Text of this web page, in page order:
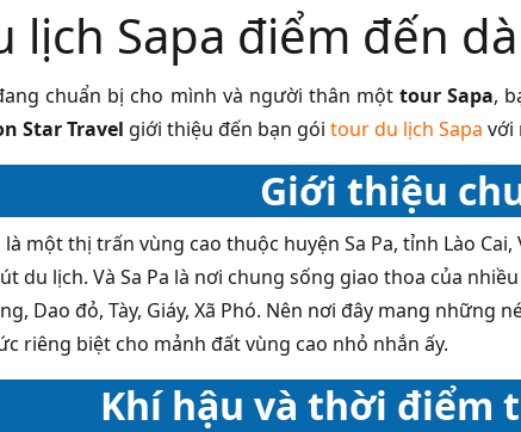
lịch Sapa điểm đến
chuẩn bị cho mình và người thân một tour Sapa,
Star Travel giới thiệu đến bạn gói tour du lịch Sapa với
Giới thiệu
là một thị trấn vùng cao thuộc huyện Sa Pa, tỉnh Lào
du lịch. Và Sa Pa là nơi chung sống giao thoa của
Dao đỏ, Tày, Giáy, Xã Phó. Nên nơi đây mang
riêng biệt cho mảnh đất vùng cao nhỏ nhắn ấy.
Khí hậu và thời điểm